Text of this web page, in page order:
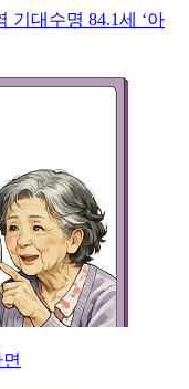
기대수명 84.1세 ‘아